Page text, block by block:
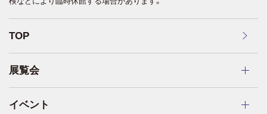
TOP
展覧会
イベント